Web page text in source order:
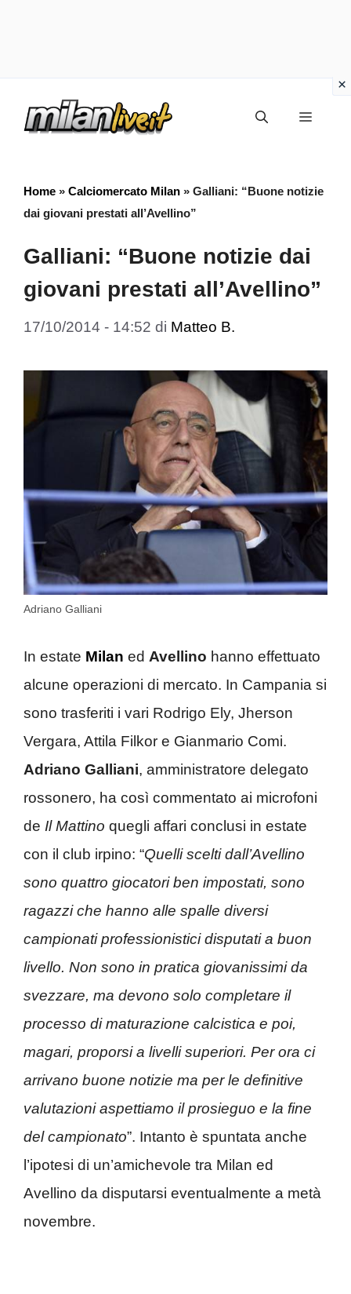
Menu
Home » Calciomercato Milan » Galliani: “Buone notizie
dai giovani prestati all’Avellino”
Galliani: “Buone notizie dai
giovani prestati all’Avellino”
17/10/2014 - 14:52 di Matteo B.
Adriano Galliani
In estate Milan ed Avellino hanno effettuato
alcune operazioni di mercato. In Campania si
sono trasferiti i vari Rodrigo Ely, Jherson
Vergara, Attila Filkor e Gianmario Comi.
Adriano Galliani, amministratore delegato
rossonero, ha così commentato ai microfoni
de Il Mattino quegli affari conclusi in estate
con il club irpino: “Quelli scelti dall’Avellino
sono quattro giocatori ben impostati, sono
ragazzi che hanno alle spalle diversi
campionati professionistici disputati a buon
livello. Non sono in pratica giovanissimi da
svezzare, ma devono solo completare il
processo di maturazione calcistica e poi,
magari, proporsi a livelli superiori. Per ora ci
arrivano buone notizie ma per le definitive
valutazioni aspettiamo il prosieguo e la fine
del campionato”. Intanto è spuntata anche
l’ipotesi di un’amichevole tra Milan ed
Avellino da disputarsi eventualmente a metà
novembre.